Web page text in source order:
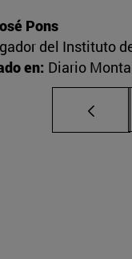
Pons
del Instituto
en: Diario